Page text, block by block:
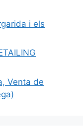
i els
Venta de